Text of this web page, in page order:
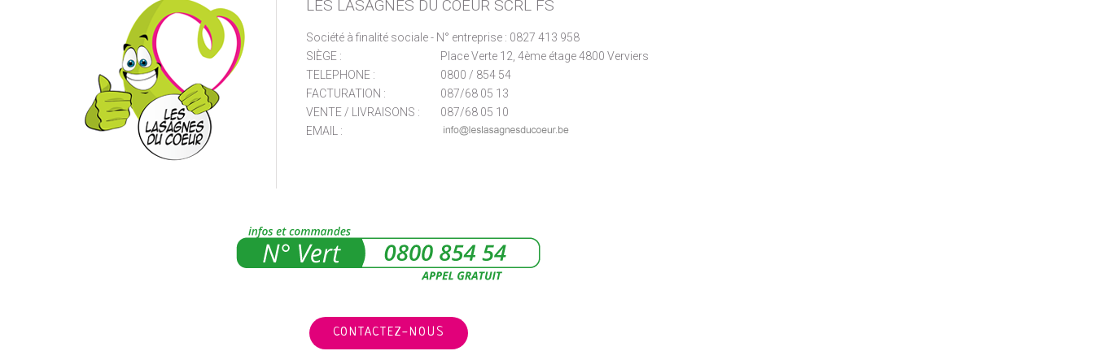
LES LASAGNES DU COEUR SCRL FS
Société à finalité sociale - N° entreprise : 0827 413 958
SIÈGE :
Place Verte 12, 4ème étage 4800 Verviers
TELEPHONE :
0800 / 854 54
FACTURATION :
087/68 05 13
VENTE / LIVRAISONS :
087/68 05 10
EMAIL :
CONTACTEZ-NOUS